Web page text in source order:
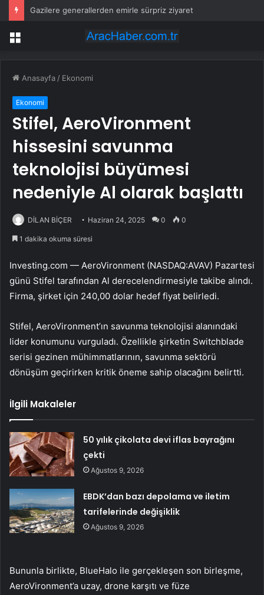
Gazilere generallerden emirle sürpriz ziyaret
Menü
Anasayfa / Ekonomi
Ekonomi
Stifel, AeroVironment
hissesini savunma
teknolojisi büyümesi
nedeniyle Al olarak başlattı
DİLAN BİÇER Haziran 24, 2025 0 0
1 dakika okuma süresi
Investing.com — AeroVironment (NASDAQ:AVAV) Pazartesi
günü Stifel tarafından Al derecelendirmesiyle takibe alındı.
Firma, şirket için 240,00 dolar hedef fiyat belirledi.
Stifel, AeroVironment’ın savunma teknolojisi alanındaki
lider konumunu vurguladı. Özellikle şirketin Switchblade
serisi gezinen mühimmatlarının, savunma sektörü
dönüşüm geçirirken kritik öneme sahip olacağını belirtti.
İlgili Makaleler
50 yılık çikolata devi iflas bayrağını
çekti
Ağustos 9, 2026
EBDK’dan bazı depolama ve iletim
tarifelerinde değişiklik
Ağustos 9, 2026
Bununla birlikte, BlueHalo ile gerçekleşen son birleşme,
AeroVironment’a uzay, drone karşıtı ve füze